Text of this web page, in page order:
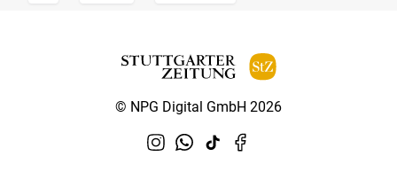
© NPG Digital GmbH 2026